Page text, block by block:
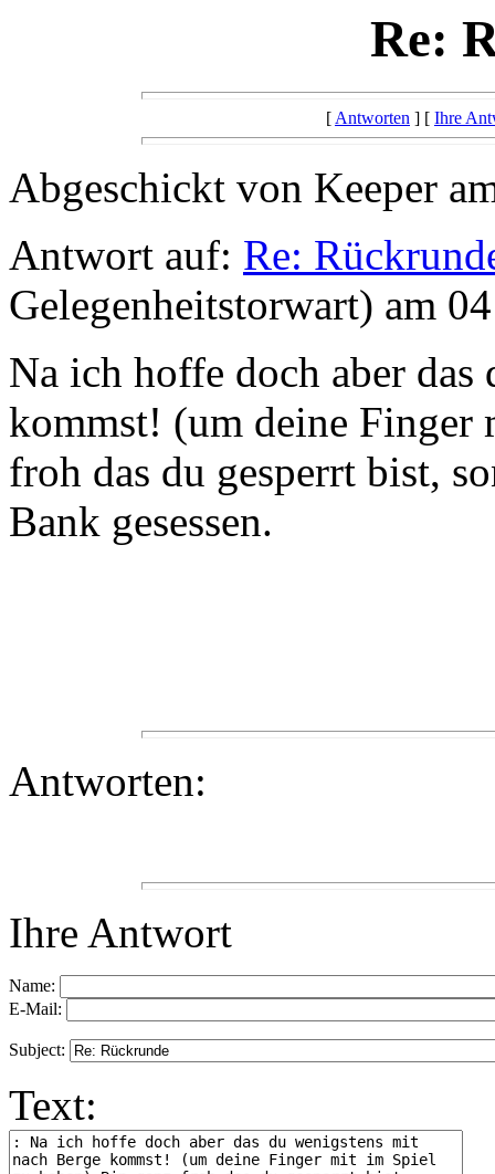
Re:
[Antworten ] [ Ihre
Abgeschickt von Keeper
Antwort auf: Re:
Gelegenheitstorwart) am
Na ich hoffe doch aber das
kommst! (um deine Finger
froh das du gesperrt bist,
Bank gesessen.
Antworten:
Ihre Antwort
Name:
E-Mail:
Subject:
Text: